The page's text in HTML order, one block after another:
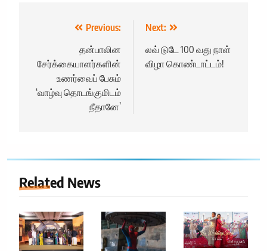
navigation
Previous:
தன்பாலின
சேர்க்கையாளர்களின்
உணர்வைப் பேசும்
‘வாழ்வு தொடங்குமிடம்
நீதானே’
Next:
லவ் டுடே 100 வது நாள்
விழா கொண்டாட்டம்!
Related News